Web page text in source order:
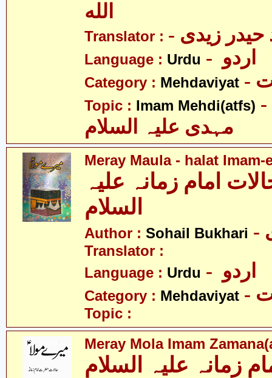
الله
Translator :
Language : Urdu
Category : Mehdaviyat
Topic : Imam Mehdi(atfs) - امام محمّد
مہدی علیہ السلام
Meray Maula - halat Imam-
امام زمانہ علیہ
السلام
Author : Sohail Bukhari
Translator :
Language : Urdu
Category : Mehdaviyat
Topic :
Meray Mola Imam
زمانہ علیہ السلام